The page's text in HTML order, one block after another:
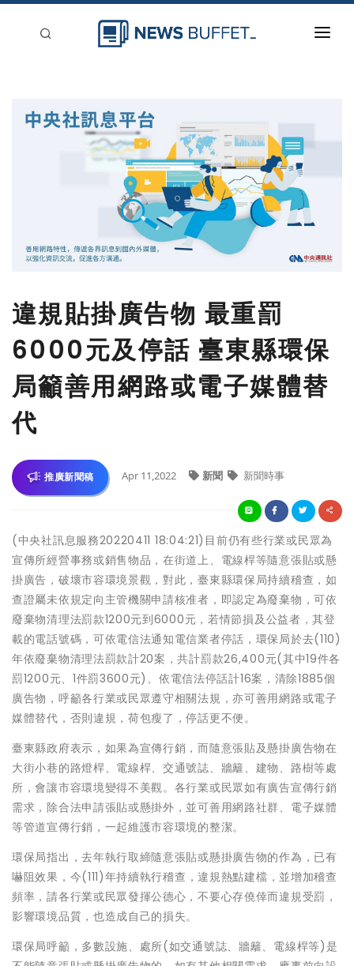
違規貼掛廣告物 最重罰
6000元及停話 臺東縣環保
局籲善用網路或電子媒體替
代
推廣新聞稿 Apr 11,2022 新聞 新聞時事
(中央社訊息服務20220411 18:04:21)目前仍有些行業或民眾為
宣傳所經營事務或銷售物品，在街道上、電線桿等隨意張貼或懸
掛廣告，破壞市容環境景觀，對此，臺東縣環保局持續稽查，如
查證屬未依規定向主管機關申請核准者，即認定為廢棄物，可依
廢棄物清理法罰款1200元到6000元，若情節損及公益者，其登
載的電話號碼，可依電信法通知電信業者停話，環保局於去(110)
年依廢棄物清理法罰款計20案，共計罰款26,400元(其中19件各
罰1200元、1件罰3600元)、依電信法停話計16案，清除1885個
廣告物，呼籲各行業或民眾遵守相關法規，亦可善用網路或電子
媒體替代，否則違規，荷包瘦了，停話更不便。
臺東縣政府表示，如果為宣傳行銷，而隨意張貼及懸掛廣告物在
大街小巷的路燈桿、電線桿、交通號誌、牆籬、建物、路樹等處
所，會讓市容環境變得不美觀。各行業或民眾如有廣告宣傳行銷
需求，除合法申請張貼或懸掛外，並可善用網路社群、電子媒體
等管道宣傳行銷，一起維護市容環境的整潔。
環保局指出，去年執行取締隨意張貼或懸掛廣告物的作為，已有
嚇阻效果，今(111)年持續執行稽查，違規熱點建檔，並增加稽查
頻率，請各行業或民眾發揮公德心，不要心存僥倖而違規受罰，
影響環境品質，也造成自己的損失。
環保局呼籲，多數設施、處所(如交通號誌、牆籬、電線桿等)是